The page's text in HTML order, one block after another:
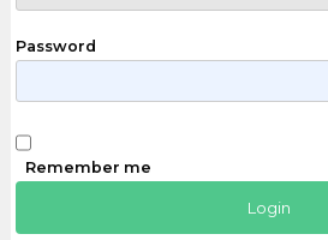
Password
Remember me